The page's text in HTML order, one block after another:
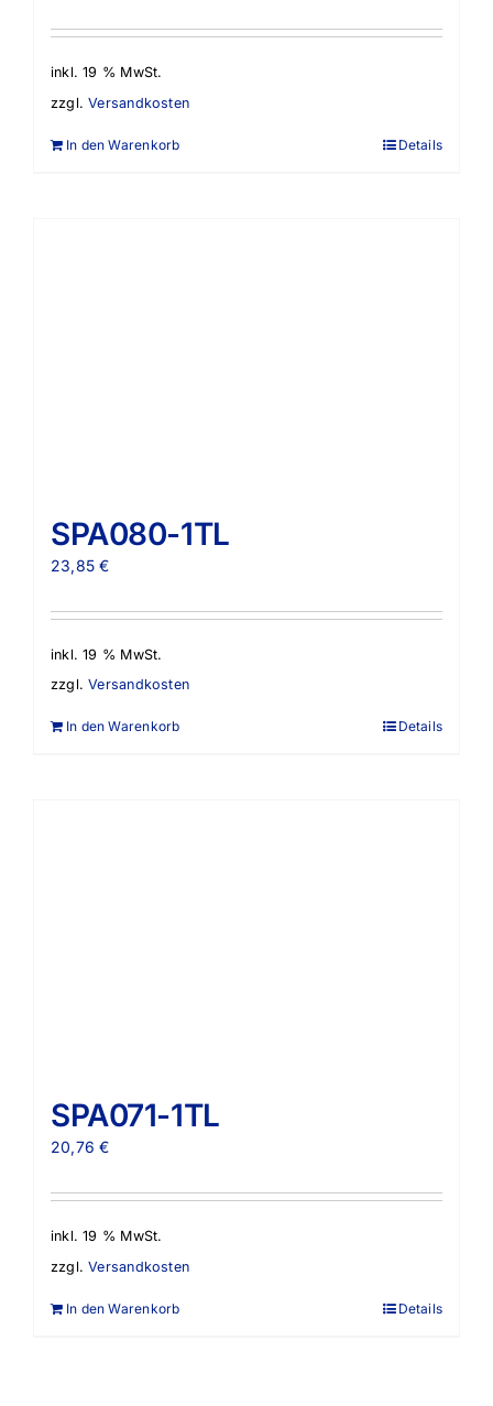
inkl. 19 % MwSt.
zzgl.Versandkosten
In den Warenkorb Details
SPA080-1TL
23,85€
inkl. 19 % MwSt.
zzgl.Versandkosten
In den Warenkorb Details
SPA071-1TL
20,76€
inkl. 19 % MwSt.
zzgl.Versandkosten
In den Warenkorb Details